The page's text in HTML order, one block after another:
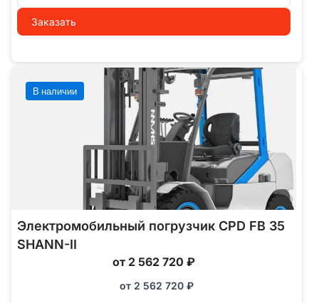
Заказать
В наличии
Электромобильный погрузчик CPD FB 35
SHANN-II
от 2 562 720 ₽
от 2 562 720 ₽